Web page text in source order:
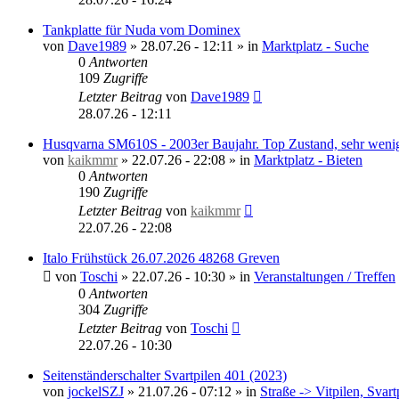
Tankplatte für Nuda vom Dominex
von Dave1989 » 28.07.26 - 12:11 » in Marktplatz - Suche
0 Antworten
109 Zugriffe
Letzter Beitrag von Dave1989
28.07.26 - 12:11
Husqvarna SM610S - 2003er Baujahr. Top Zustand, sehr
von kaikmmr» 22.07.26 - 22:08 » in Marktplatz - Bieten
0 Antworten
190 Zugriffe
Letzter Beitrag von kaikmmr
22.07.26 - 22:08
Italo Frühstück 26.07.2026 48268 Greven
von Toschi » 22.07.26 - 10:30 » in Veranstaltungen / Treffen
0 Antworten
304 Zugriffe
Letzter Beitrag von Toschi
22.07.26 - 10:30
Seitenständerschalter Svartpilen 401 (2023)
von jockelSZJ » 21.07.26 - 07:12 » in Straße -> Vitpilen,